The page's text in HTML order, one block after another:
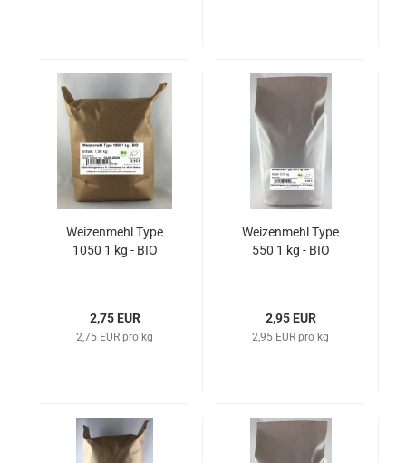
Weizenmehl Type
1050 1 kg - BIO
2,75 EUR
2,75 EUR pro kg
Weizenmehl Type
550 1 kg - BIO
2,95 EUR
2,95 EUR pro kg